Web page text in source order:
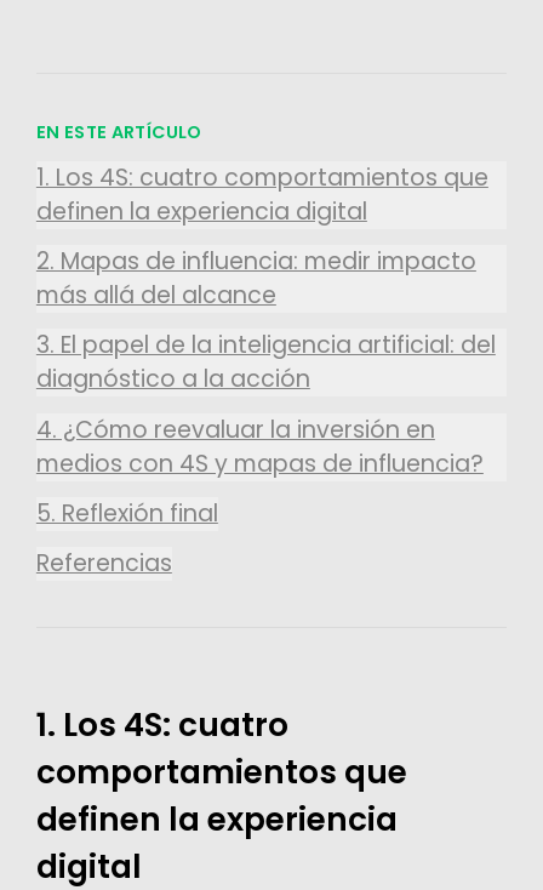
EN ESTE ARTÍCULO
1. Los 4S: cuatro comportamientos que
definen la experiencia digital
2. Mapas de influencia: medir impacto
más allá del alcance
3. El papel de la inteligencia artificial: del
diagnóstico a la acción
4. ¿Cómo reevaluar la inversión en
medios con 4S y mapas de influencia?
5. Reflexión final
Referencias
1. Los 4S: cuatro
comportamientos que
definen la experiencia
digital